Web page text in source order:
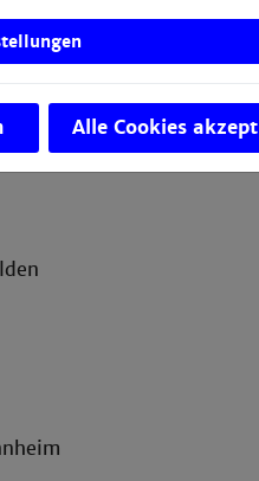
Alle Cookies